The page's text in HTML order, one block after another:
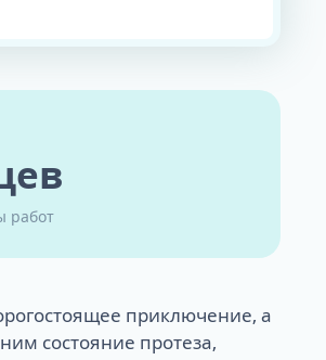
работ
приключение, а
состояние протеза,